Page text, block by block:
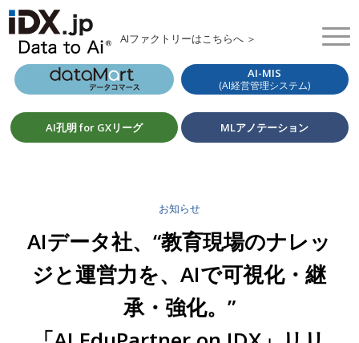
AIファクトリーはこちらへ ＞
AI-MIS
(AI経営管理システム)
AI孔明 for GXリーグ MLアノテーション
お知らせ
AIデータ社、“教育現場のナレッ
ジと運営力を、AIで可視化・継
承・強化。”